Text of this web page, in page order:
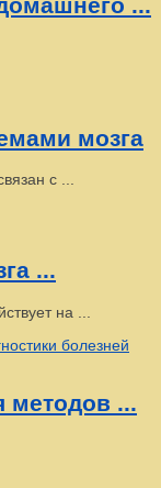
мозга
с ...
...
на ...
методов ...